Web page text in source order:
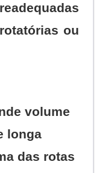
ou
volume
longa
das rotas